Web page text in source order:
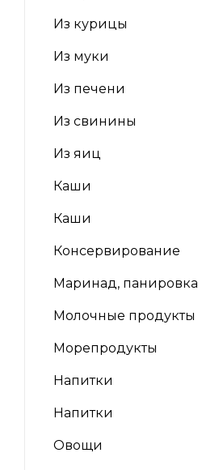
Из курицы
Из муки
Из печени
Из свинины
Из яиц
Каши
Каши
Консервирование
Маринад, панировка
Молочные продукты
Морепродукты
Напитки
Напитки
Овощи